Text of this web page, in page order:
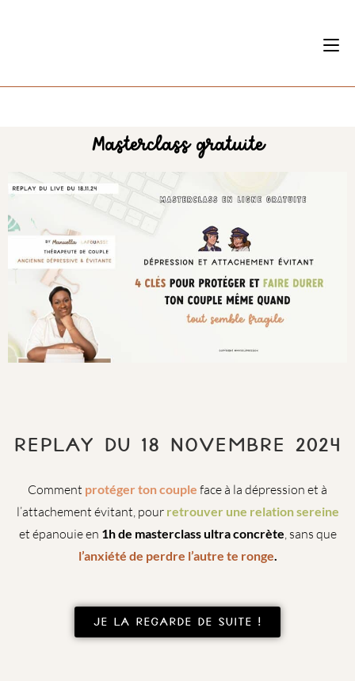
Masterclass gratuite
REPLAY DU 18 NOVEMBRE 2024
Comment protéger ton couple face à la dépression et à
l’attachement évitant, pour retrouver une relation sereine
et épanouie en 1h de masterclass ultra concrète , sans que
l’anxiété de perdre l’autre te ronge
Je la regarde de suite !